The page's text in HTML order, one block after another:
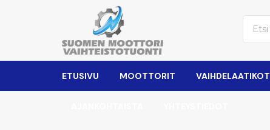
ETUSIVU MOOTTORIT VAIHDELAATIKOT